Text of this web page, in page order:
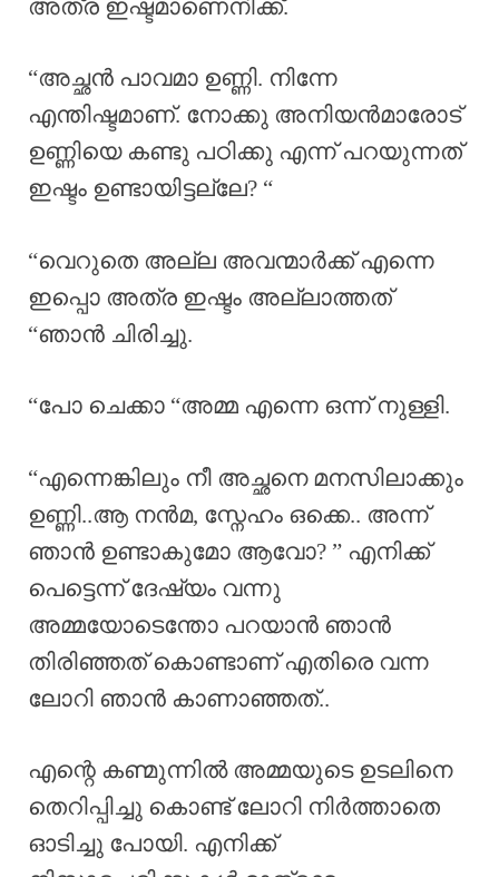
അത്ര ഇഷ്ടമാണെനിക്ക്.
“അച്ഛൻ പാവമാ ഉണ്ണി. നിന്നേ
എന്തിഷ്ടമാണ്. നോക്കു അനിയൻമാരോട്
ഉണ്ണിയെ കണ്ടു പഠിക്കു എന്ന് പറയുന്നത്
ഇഷ്ടം ഉണ്ടായിട്ടല്ലേ? “
“വെറുതെ അല്ല അവന്മാർക്ക് എന്നെ
ഇപ്പൊ അത്ര ഇഷ്ടം അല്ലാത്തത്
“ഞാൻ ചിരിച്ചു.
“പോ ചെക്കാ “അമ്മ എന്നെ ഒന്ന് നുള്ളി.
“എന്നെങ്കിലും നീ അച്ഛനെ മനസിലാക്കും
ഉണ്ണി..ആ നൻമ, സ്നേഹം ഒക്കെ.. അന്ന്
ഞാൻ ഉണ്ടാകുമോ ആവോ? ” എനിക്ക്
പെട്ടെന്ന് ദേഷ്യം വന്നു
അമ്മയോടെന്തോ പറയാൻ ഞാൻ
തിരിഞ്ഞത് കൊണ്ടാണ് എതിരെ വന്ന
ലോറി ഞാൻ കാണാഞ്ഞത്..
എന്റെ കണ്മുന്നിൽ അമ്മയുടെ ഉടലിനെ
തെറിപ്പിച്ചു കൊണ്ട് ലോറി നിർത്താതെ
ഓടിച്ചു പോയി. എനിക്ക്